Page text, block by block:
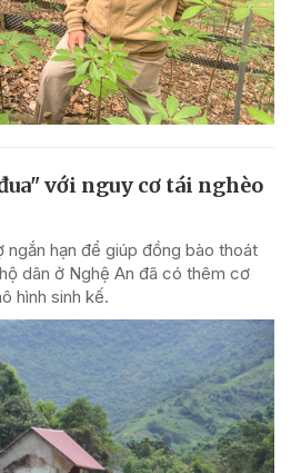
với nguy cơ tái nghèo
ngắn hạn để giúp đồng bào thoát
dân ở Nghệ An đã có thêm cơ
hình sinh kế.